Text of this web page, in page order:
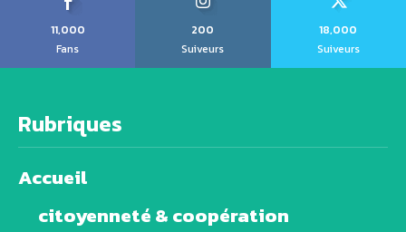
11,000
Fans
200
Suiveurs
18,000
Suiveurs
Rubriques
Accueil
citoyenneté & coopération